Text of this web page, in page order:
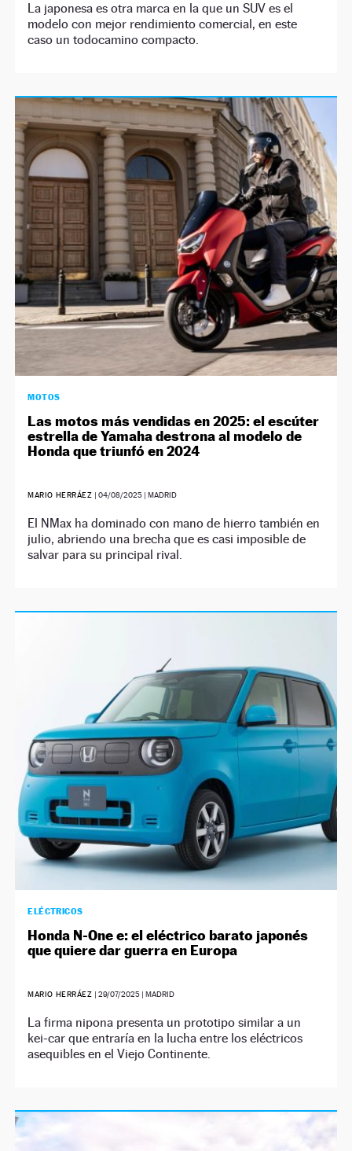
La japonesa es otra marca en la que un SUV es el
modelo con mejor rendimiento comercial, en este
caso un todocamino compacto.
MOTOS
Las motos más vendidas en 2025: el escúter
estrella de Yamaha destrona al modelo de
Honda que triunfó en 2024
MARIO HERRÁEZ |04/08/2025 | MADRID
El NMax ha dominado con mano de hierro también en
julio, abriendo una brecha que es casi imposible de
salvar para su principal rival.
ELÉCTRICOS
Honda N-One e: el eléctrico barato japonés
que quiere dar guerra en Europa
MARIO HERRÁEZ |29/07/2025 | MADRID
La firma nipona presenta un prototipo similar a un
kei-car que entraría en la lucha entre los eléctricos
asequibles en el Viejo Continente.